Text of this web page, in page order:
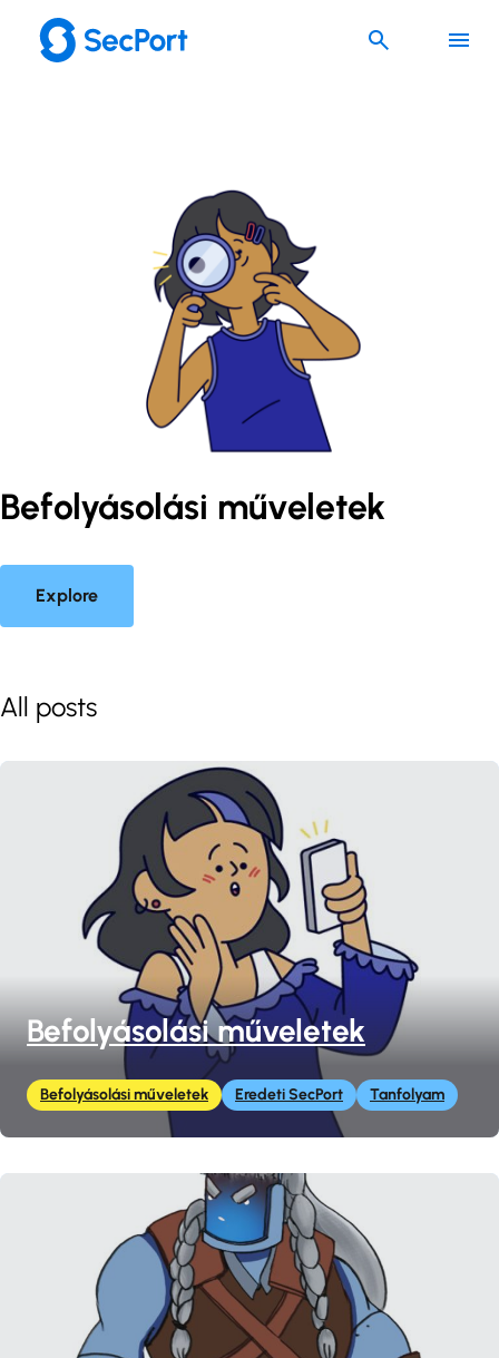
Befolyásolási műveletek
Explore
All posts
Befolyásolási műveletek
Befolyásolási műveletek Eredeti SecPort Tanfolyam